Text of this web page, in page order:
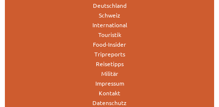
Deutschland
Schweiz
International
Touristik
Food-Insider
Tripreports
Reisetipps
Militär
Impressum
Kontakt
Datenschutz